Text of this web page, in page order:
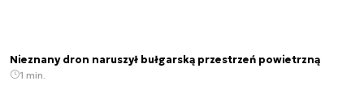
Nieznany dron naruszył bułgarską przestrzeń powietrzną
1 min.